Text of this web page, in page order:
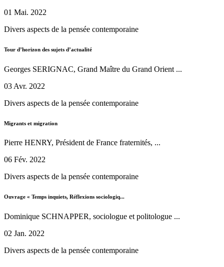
01 Mai. 2022
Divers aspects de la pensée contemporaine
Tour d’horizon des sujets d’actualité
Georges SERIGNAC, Grand Maître du Grand Orient ...
03 Avr. 2022
Divers aspects de la pensée contemporaine
Migrants et migration
Pierre HENRY, Président de France fraternités, ...
06 Fév. 2022
Divers aspects de la pensée contemporaine
Ouvrage « Temps inquiets, Réflexions sociologiq...
Dominique SCHNAPPER, sociologue et politologue ...
02 Jan. 2022
Divers aspects de la pensée contemporaine